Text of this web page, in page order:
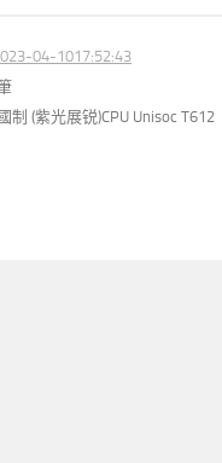
04-1017:52:43
制 (紫光展锐)CPU Unisoc T612